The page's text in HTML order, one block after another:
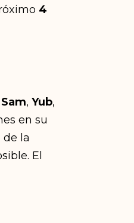
4
Sam, Yub,
en su
de la
El